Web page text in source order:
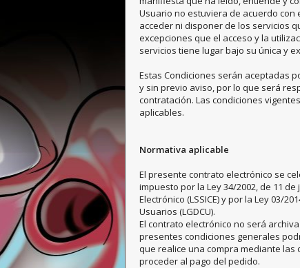
Usuario no estuviera de acuerdo
acceder ni disponer de los servicios
excepciones que el acceso y la
servicios tiene lugar bajo su única y
Estas Condiciones serán aceptadas
y sin previo aviso, por lo que será
contratación. Las condiciones
aplicables.
Normativa aplicable
El presente contrato electrónico se
impuesto por la Ley 34/2002, de 11
Electrónico (LSSICE) y por la Ley 03/
Usuarios (LGDCU).
El contrato electrónico no será
presentes condiciones generales
que realice una compra mediante
proceder al pago del pedido.